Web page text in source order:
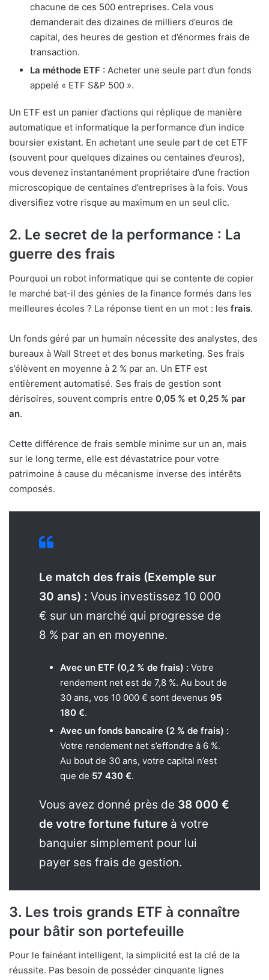
chacune de ces 500 entreprises. Cela vous
demanderait des dizaines de milliers d’euros de
capital, des heures de gestion et d’énormes frais de
transaction.
La méthode ETF : Acheter une seule part d’un fonds
appelé « ETF S&P 500 ».
Un ETF est un panier d’actions qui réplique de manière
automatique et informatique la performance d’un indice
boursier existant. En achetant une seule part de cet ETF
(souvent pour quelques dizaines ou centaines d’euros),
vous devenez instantanément propriétaire d’une fraction
microscopique de centaines d’entreprises à la fois. Vous
diversifiez votre risque au maximum en un seul clic.
2. Le secret de la performance : La
guerre des frais
Pourquoi un robot informatique qui se contente de copier
le marché bat-il des génies de la finance formés dans les
meilleures écoles ? La réponse tient en un mot : les frais.
Un fonds géré par un humain nécessite des analystes, des
bureaux à Wall Street et des bonus marketing. Ses frais
s’élèvent en moyenne à 2 % par an. Un ETF est
entièrement automatisé. Ses frais de gestion sont
dérisoires, souvent compris entre 0,05 % et 0,25 % par
an.
Cette différence de frais semble minime sur un an, mais
sur le long terme, elle est dévastatrice pour votre
patrimoine à cause du mécanisme inverse des intérêts
composés.
Le match des frais (Exemple sur
30 ans) : Vous investissez 10 000
€ sur un marché qui progresse de
8 % par an en moyenne.
Avec un ETF (0,2 % de frais) : Votre
rendement net est de 7,8 %. Au bout de
30 ans, vos 10 000 € sont devenus 95
180 €.
Avec un fonds bancaire (2 % de frais) :
Votre rendement net s’effondre à 6 %.
Au bout de 30 ans, votre capital n’est
que de 57 430 €.
Vous avez donné près de 38 000 €
de votre fortune future à votre
banquier simplement pour lui
payer ses frais de gestion.
3. Les trois grands ETF à connaître
pour bâtir son portefeuille
Pour le fainéant intelligent, la simplicité est la clé de la
réussite. Pas besoin de posséder cinquante lignes